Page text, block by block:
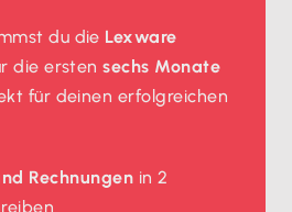
du die Lexware
die erstensechs Monate
für deinen erfolgreichen
Rechnungen in 2